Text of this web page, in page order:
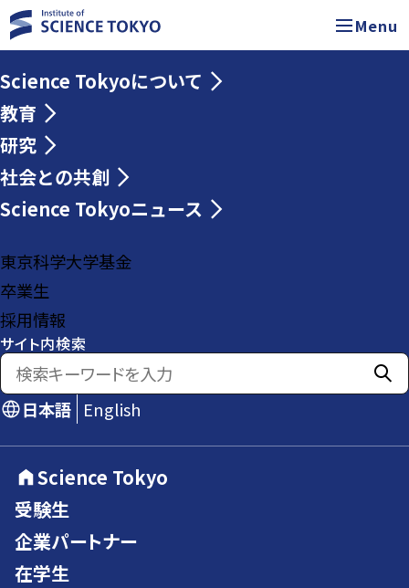
Menu
Science Tokyoについて
教育
研究
社会との共創
Science Tokyoニュース
東京科学大学基金
卒業生
採用情報
サイト内検索
日本語 English
Science Tokyo
受験生
企業パートナー
在学生